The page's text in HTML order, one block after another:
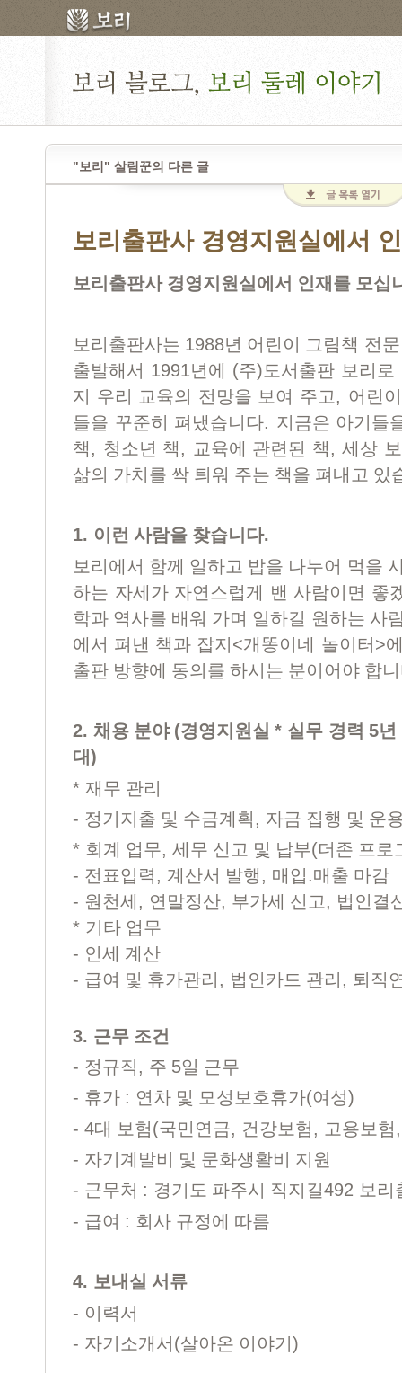
"보리" 살림꾼의 다른 글
보리출판사 경영지원실에서
보리출판사 경영지원실에서 인재를 모십
보리출판사는 1988년 어린이 그림책 전
출발해서 1991년에 (주)도서출판 보리
지 우리 교육의 전망을 보여 주고 , 어린
들을 꾸준히 펴냈습니다. 지금은 아기들
책 , 청소년 책 , 교육에 관련된 책 ,세상
삶의 가치를 싹 틔워 주는 책을 펴내고 있
1. 이런 사람을 찾습니다.
보리에서 함께 일하고 밥을 나누어 먹을
하는 자세가 자연스럽게 밴 사람이면 좋
학과 역사를 배워 가며 일하길 원하는 사
에서 펴낸 책과 잡지 <개똥이네 놀이터 >
출판 방향에 동의를 하시는 분이어야 합
2.채용 분야 (경영지원실* 실무 경력 5년
대)
* 재무 관리
- 정기지출 및 수금계획 , 자금 집행 및 운
* 회계 업무, 세무 신고 및 납부(더존 프로
- 전표입력 , 계산서 발행 , 매입.매출 마감
- 원천세 , 연말정산, 부가세 신고, 법인결
* 기타 업무
- 인세 계산
- 급여 및 휴가관리 , 법인카드 관리 , 퇴직
3. 근무 조건
- 정규직 , 주 5일 근무
- 휴가 : 연차 및 모성보호휴가(여성)
- 4대 보험(국민연금, 건강보험 , 고용보험
- 자기계발비 및 문화생활비 지원
- 근무처 : 경기도 파주시 직지길492 보리
- 급여 : 회사 규정에 따름
4. 보내실 서류
- 이력서
- 자기소개서 (살아온 이야기 )